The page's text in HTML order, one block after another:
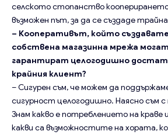
селското стопанство
възможен път, за да се създаде
– Кооперативът, който
собствена магазинна мрежа
гарантират целогодишно
крайния клиент?
– Сигурен съм, че можем да
сигурност целогодишно. Наясно съм
Знам какво е потреблението на краве
какви са възможностите на хората,